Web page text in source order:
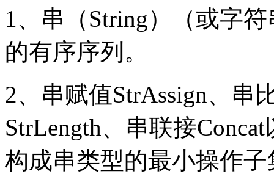
1、串（String）（或字
的有序序列。
2、串赋值StrAssign、串
StrLength、串联接
构成串类型的最小操作